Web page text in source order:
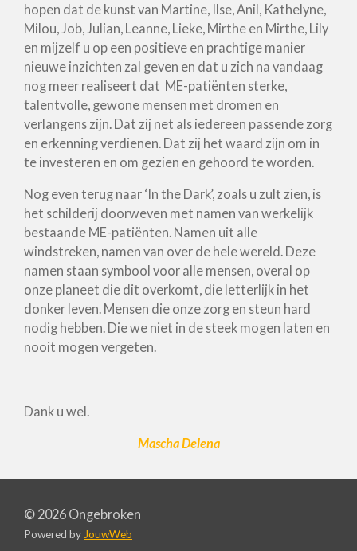
hopen dat de kunst van Martine, Ilse, Anil, Kathelyne,
Milou, Job, Julian, Leanne, Lieke, Mirthe en Mirthe, Lily
en mijzelf u op een positieve en prachtige manier
nieuwe inzichten zal geven en dat u zich na vandaag
nog meer realiseert dat ME-patiënten sterke,
talentvolle, gewone mensen met dromen en
verlangens zijn. Dat zij net als iedereen passende zorg
en erkenning verdienen. Dat zij het waard zijn om in
te investeren en om gezien en gehoord te worden.
Nog even terug naar ‘In the Dark’, zoals u zult zien, is
het schilderij doorweven met namen van werkelijk
bestaande ME-patiënten. Namen uit alle
windstreken, namen van over de hele wereld. Deze
namen staan symbool voor alle mensen, overal op
onze planeet die dit overkomt, die letterlijk in het
donker leven. Mensen die onze zorg en steun hard
nodig hebben. Die we niet in de steek mogen laten en
nooit mogen vergeten.
Dank u wel.
Mascha Delena
© 2026 Ongebroken
Powered byJouwWeb